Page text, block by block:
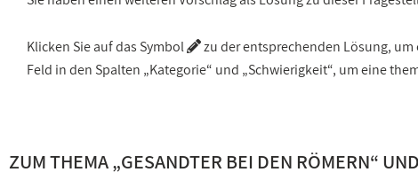
Klicken Sie auf das Symbol
zu der entsprechenden Lösung,
Feld in den Spalten „Kategorie“ und „Schwierigkeit“, um eine
ZUM THEMA „GESANDTER BEI DEN RÖMERN“